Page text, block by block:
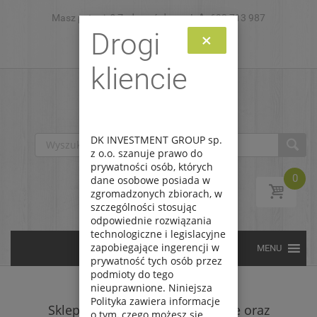
Skip to content
Masz pytanie? Zadzwoń do nas! 693 713 987
Zaloguj Zarejestruj
0
Sklep / Akcesoria modelarskie oraz
Drogi
kliencie
×
DK INVESTMENT GROUP sp.
z o.o. szanuje prawo do
prywatności osób, których
dane osobowe posiada w
zgromadzonych zbiorach, w
szczególności stosując
odpowiednie rozwiązania
technologiczne i legislacyjne
zapobiegające ingerencji w
prywatność tych osób przez
podmioty do tego
nieuprawnione. Niniejsza
Polityka zawiera informacje